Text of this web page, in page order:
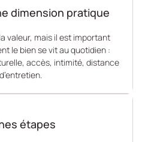
dimension pratique
valeur, mais il est important
le bien se vit au quotidien :
accès, intimité, distance
étapes